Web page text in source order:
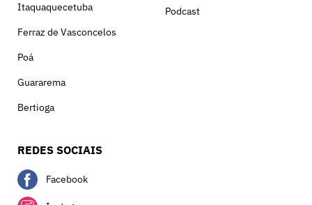
Itaquaquecetuba
Ferraz de Vasconcelos
Poá
Guararema
Bertioga
Podcast
REDES SOCIAIS
Facebook